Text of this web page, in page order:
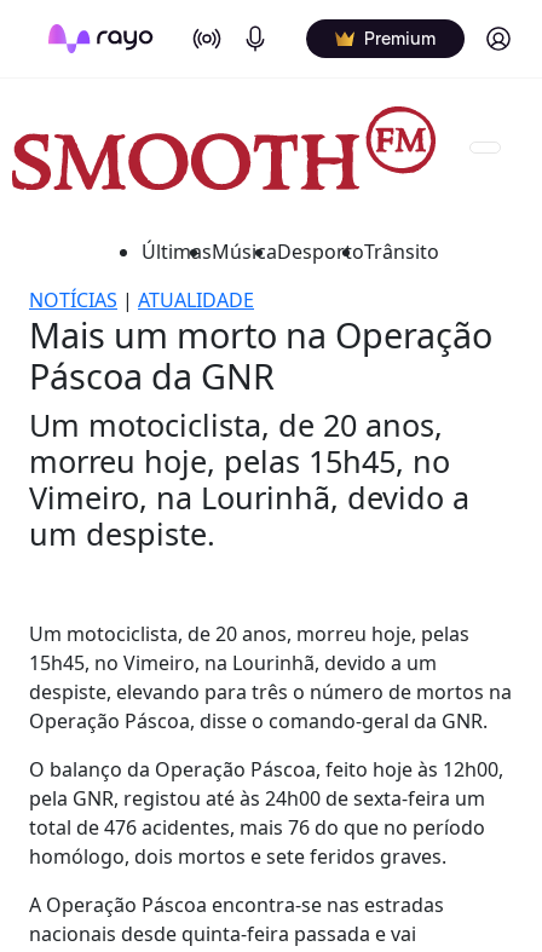
On Air Podcasts Premium Log in
ÚltimasMúsicaDesportoTrânsito
NOTÍCIAS | ATUALIDADE
Mais um morto na Operação
Páscoa da GNR
Um motociclista, de 20 anos,
morreu hoje, pelas 15h45, no
Vimeiro, na Lourinhã, devido a
um despiste.
Um motociclista, de 20 anos, morreu hoje, pelas
15h45, no Vimeiro, na Lourinhã, devido a um
despiste, elevando para três o número de mortos na
Operação Páscoa, disse o comando-geral da GNR.
O balanço da Operação Páscoa, feito hoje às 12h00,
pela GNR, registou até às 24h00 de sexta-feira um
total de 476 acidentes, mais 76 do que no período
homólogo, dois mortos e sete feridos graves.
A Operação Páscoa encontra-se nas estradas
nacionais desde quinta-feira passada e vai